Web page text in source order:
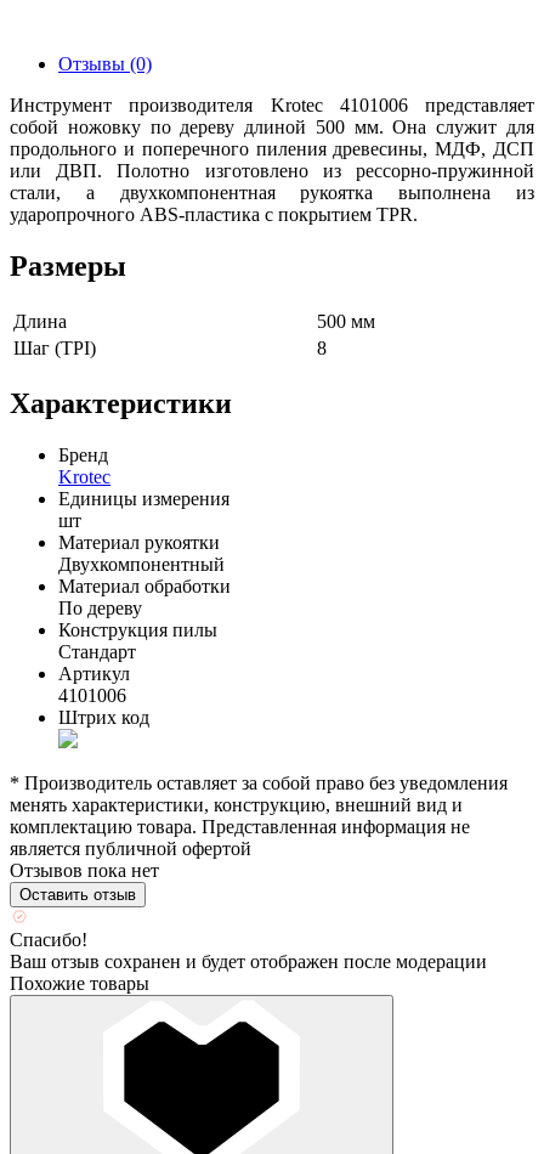
Отзывы (0)
Инструмент производителя Krotec 4101006 представляет
собой ножовку по дереву длиной 500 мм. Она служит для
продольного и поперечного пиления древесины, МДФ, ДСП
или ДВП. Полотно изготовлено из рессорно-пружинной
стали, а двухкомпонентная рукоятка выполнена из
ударопрочного ABS-пластика с покрытием TPR.
Размеры
Длина
500 мм
Шаг (TPI)
8
Характеристики
Бренд
Krotec
Единицы измерения
шт
Материал рукоятки
Двухкомпонентный
Материал обработки
По дереву
Конструкция пилы
Стандарт
Артикул
4101006
Штрих код
* Производитель оставляет за собой право без уведомления
менять характеристики, конструкцию, внешний вид и
комплектацию товара. Представленная информация не
является публичной офертой
Отзывов пока нет
Оставить отзыв
Спасибо!
Ваш отзыв сохранен и будет отображен после модерации
Похожие товары